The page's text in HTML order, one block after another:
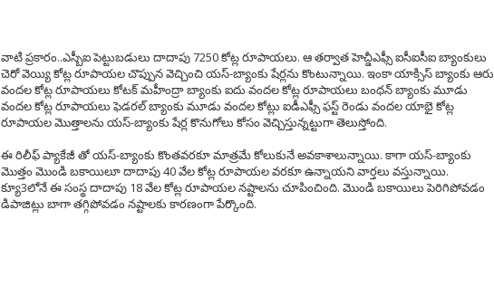
వాటి ప్రకారం..ఎస్బీఐ పెట్టుబడులు దాదాపు 7250 కోట్ల రూపాయలు. ఆ తర్వాత హెచ్డీఎఫ్సీ ఐసీఐసీఐ బ్యాంకులు
చెరో వెయ్యి కోట్ల రూపాయల చొప్పున వెచ్చించి యస్-బ్యాంకు షేర్లను కొంటున్నాయి. ఇంకా యాక్సిస్ బ్యాంకు ఆరు
వందల కోట్ల రూపాయలు కోటక్ మహీంద్రా బ్యాంకు ఐదు వందల కోట్ల రూపాయలు బంధన్ బ్యాంకు మూడు
వందల కోట్ల రూపాయలు ఫెడరల్ బ్యాంకు మూడు వందల కోట్లు ఐడీఎఫ్సీ ఫస్ట్ రెండు వందల యాభై కోట్ల
రూపాయల మొత్తాలను యస్-బ్యాంకు షేర్ల కొనుగోలు కోసం వెచ్చిస్తున్నట్టుగా తెలుస్తోంది.
ఈ రిలీఫ్ ప్యాకేజీ తో యస్-బ్యాంకు కొంతవరకూ మాత్రమే కోలుకునే అవకాశాలున్నాయి. కాగా యస్-బ్యాంకు
మొత్తం మొండి బకాయిలూ దాదాపు 40 వేల కోట్ల రూపాయల వరకూ ఉన్నాయని వార్తలు వస్తున్నాయి.
క్యూ3లోనే ఈ సంస్థ దాదాపు 18 వేల కోట్ల రూపాయల నష్టాలను చూపించింది. మొండి బకాయిలు పెరిగిపోవడం
డిపాజిట్లు బాగా తగ్గిపోవడం నష్టాలకు కారణంగా పేర్కొంది.